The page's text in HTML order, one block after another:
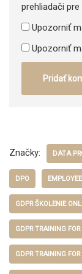
prehliadači
Upozorniť
Upozorniť
Značky: DATA
DPO
GDPR ŠKOLENIE
GDPR TRAINING
GDPR TRAINING